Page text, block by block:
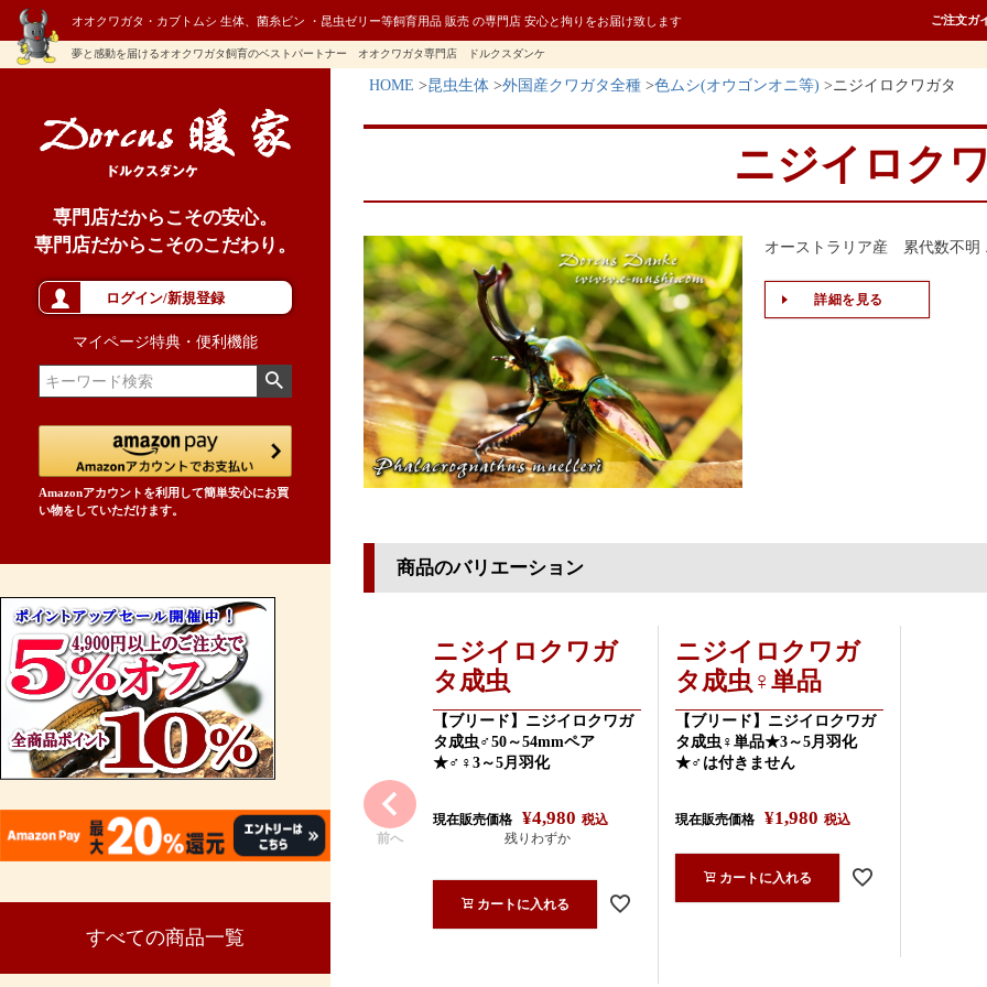
オオクワガタ・カブトムシ 生体、菌糸ビン ・昆虫ゼリー等飼育用品 販売 の専門店 安心と拘りをお届け致します ご注文ガ
夢と感動を届けるオオクワガタ飼育のベストパートナー オオクワガタ専門店 ドルクスダンケ
専門店だからこその安心。
専門店だからこそのこだわり。
ログイン/新規登録
マイページ特典・便利機能
Amazonアカウントを利用して簡単安心にお買
い物をしていただけます。
すべての商品一覧
HOME 昆虫生体 外国産クワガタ全種 色ムシ(オウゴンオニ等) ニジイロクワガタ
ニジイロク
オーストラリア産 累代数不明
詳細を見る
商品のバリエーション
前へ
ニジイロクワガ
タ成虫
【ブリード】ニジイロクワガ
タ成虫♂50～54mmペア
★♂♀3～5月羽化
現在販売価格 ¥4,980 税込
残りわずか
カートに入れる
ニジイロクワガ
タ成虫♀単品
【ブリード】ニジイロクワガ
タ成虫♀単品★3～5月羽化
★♂は付きません
現在販売価格 ¥1,980 税込
カートに入れる